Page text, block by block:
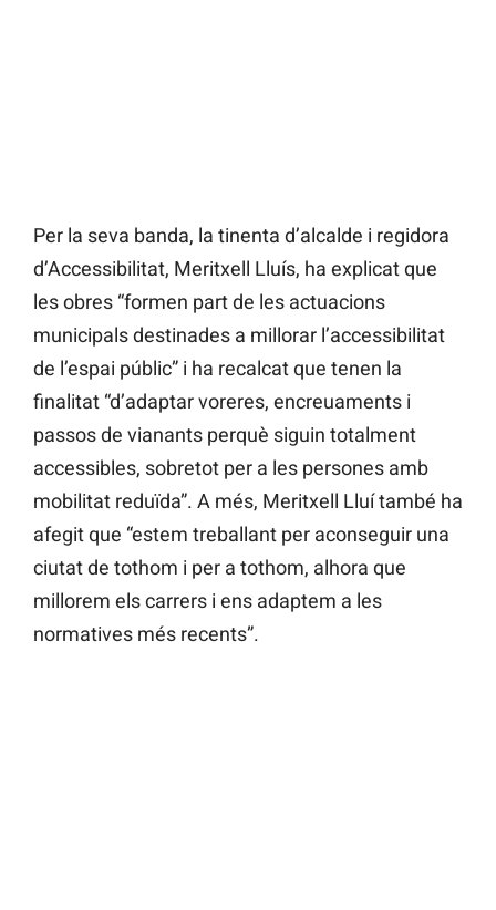
Per la seva banda, la tinenta d’alcalde i regidora
d’Accessibilitat, Meritxell Lluís, ha explicat que
les obres “formen part de les actuacions
municipals destinades a millorar l’accessibilitat
de l’espai públic” i ha recalcat que tenen la
finalitat “d’adaptar voreres, encreuaments i
passos de vianants perquè siguin totalment
accessibles, sobretot per a les persones amb
mobilitat reduïda”. A més, Meritxell Lluí també ha
afegit que “estem treballant per aconseguir una
ciutat de tothom i per a tothom, alhora que
millorem els carrers i ens adaptem a les
normatives més recents”.